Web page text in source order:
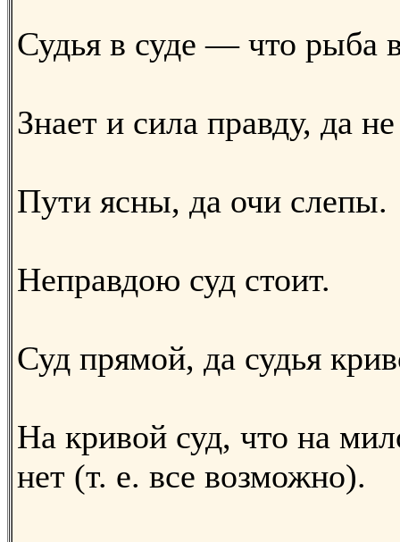
Судья в суде — что рыба
Знает и сила правду, да
Пути ясны, да очи слепы.
Неправдою суд стоит.
Суд прямой, да судья
На кривой суд, что на
нет (т. е. все возможно).